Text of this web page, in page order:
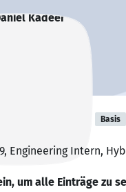
Kadeer Basis
Engineering Intern,
um alle Einträge zu